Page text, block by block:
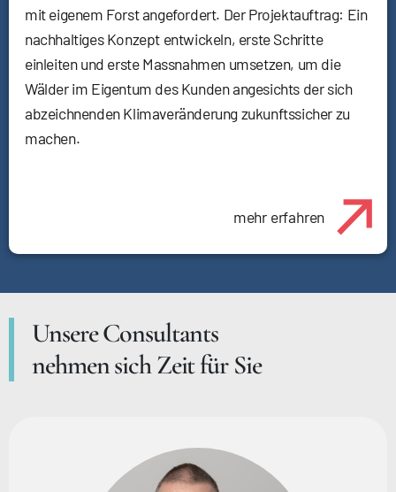
mit eigenem Forst angefordert. Der Projektauftrag: Ein
nachhaltiges Konzept entwickeln, erste Schritte
einleiten und erste Massnahmen umsetzen, um die
Wälder im Eigentum des Kunden angesichts der sich
abzeichnenden Klimaveränderung zukunftssicher zu
machen.
mehr erfahren
Unsere Consultants
nehmen sich Zeit für Sie